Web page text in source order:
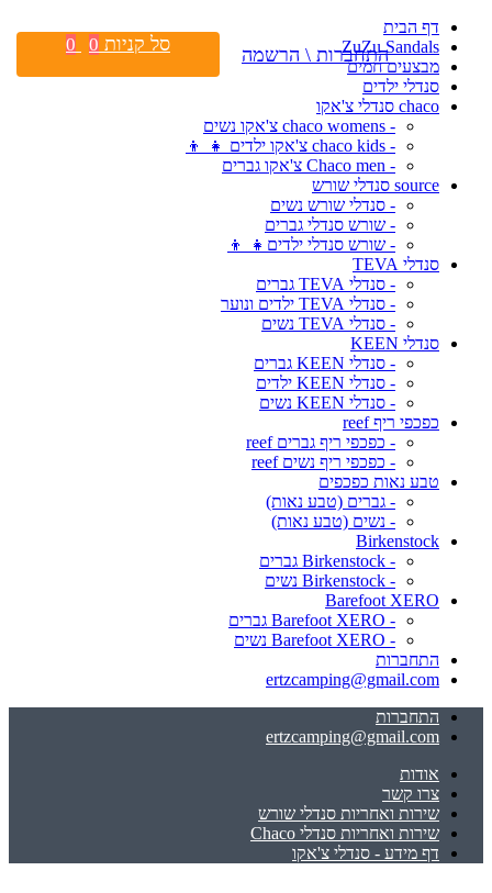
דף הבית
ZuZu Sandals
מבצעים חמים
סנדלי ילדים
chaco סנדלי צ'אקו
- chaco womens צ'אקו נשים
- chaco kids צ'אקו ילדים 👧 👦
- Chaco men צ'אקו גברים
source סנדלי שורש
- סנדלי שורש נשים
- שורש סנדלי גברים
- שורש סנדלי ילדים👧 👦
סנדלי TEVA
- סנדלי TEVA גברים
- סנדלי TEVA ילדים ונוער
- סנדלי TEVA נשים
סנדלי KEEN
- סנדלי KEEN גברים
- סנדלי KEEN ילדים
- סנדלי KEEN נשים
כפכפי ריף reef
- כפכפי ריף גברים reef
- כפכפי ריף נשים reef
טבע נאות כפכפים
- גברים (טבע נאות)
- נשים (טבע נאות)
Birkenstock
- Birkenstock גברים
- Birkenstock נשים
Barefoot XERO
- Barefoot XERO גברים
- Barefoot XERO נשים
התחברות
ertzcamping@gmail.com
התחברות
ertzcamping@gmail.com
אודות
צרו קשר
שירות ואחריות סנדלי שורש
שירות ואחריות סנדלי Chaco
דף מידע - סנדלי צ'אקו
התחברות \ הרשמה סל קניות 0
0